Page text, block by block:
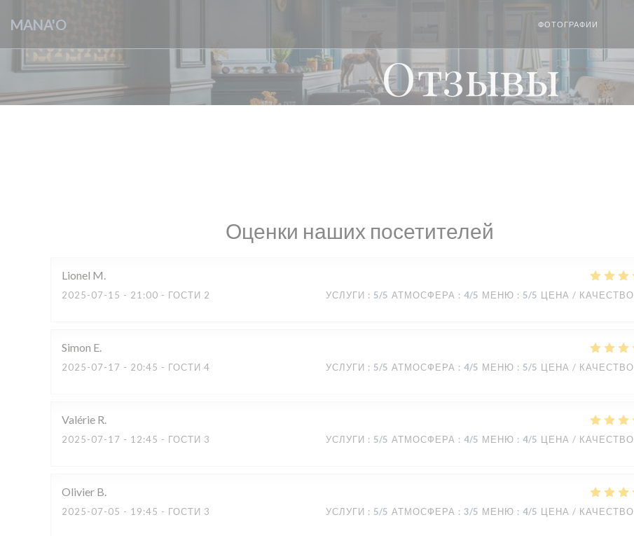
MANA'O ФОТОГРАФИИ
Отзывы
Оценки наших посетителей
Lionel M
2025-07-15 - 21:00 - ГОСТИ 2 УСЛУГИ : 5/5 АТМОСФЕРА : 4/5 МЕНЮ : 5/5 ЦЕНА / КАЧЕСТВО
Simon E
2025-07-17 - 20:45 - ГОСТИ 4 УСЛУГИ : 5/5 АТМОСФЕРА : 4/5 МЕНЮ : 5/5 ЦЕНА / КАЧЕСТВО
Valérie R
2025-07-17 - 12:45 - ГОСТИ 3 УСЛУГИ : 5/5 АТМОСФЕРА : 4/5 МЕНЮ : 4/5 ЦЕНА / КАЧЕСТВО
Olivier B
2025-07-05 - 19:45 - ГОСТИ 3 УСЛУГИ : 5/5 АТМОСФЕРА : 3/5 МЕНЮ : 4/5 ЦЕНА / КАЧЕСТВО